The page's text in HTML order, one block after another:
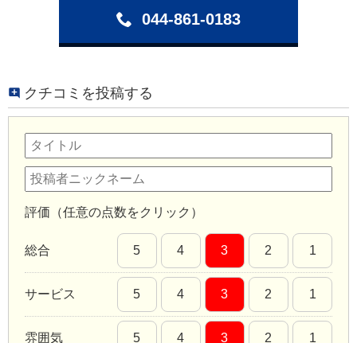
044-861-0183
クチコミを投稿する
評価（任意の点数をクリック）
総合 5 4 3 2 1
サービス 5 4 3 2 1
雰囲気 5 4 3 2 1